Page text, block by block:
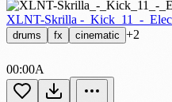
XLNT-Skrilla -_Kick_11_-
drums fx cinematic +2
00:00A